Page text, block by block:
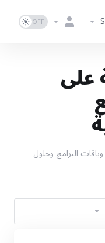
البرامج وحلول